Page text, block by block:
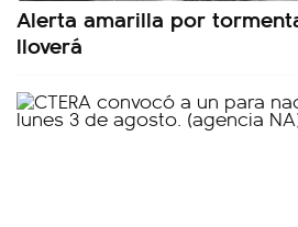
Alerta amarilla por
lloverá